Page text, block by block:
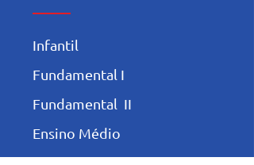
Infantil
Fundamental I
Fundamental II
Ensino Médio